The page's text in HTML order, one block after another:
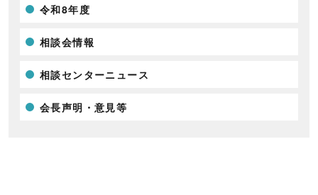
令和8年度
相談会情報
相談センターニュース
会長声明・意見等